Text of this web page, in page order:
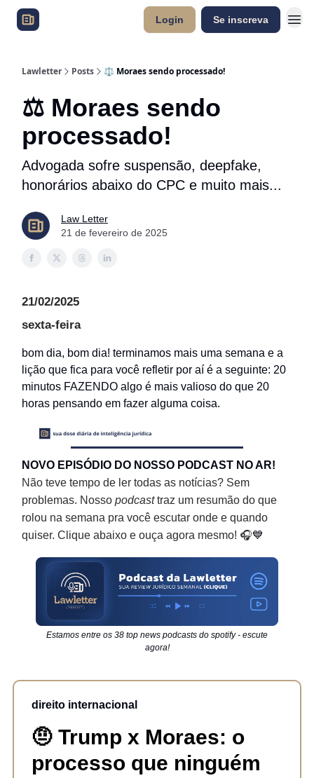
Login Se inscreva
Lawletter Posts ⚖️ Moraes sendo processado!
⚖️ Moraes sendo
processado!
Advogada sofre suspensão, deepfake,
honorários abaixo do CPC e muito mais...
Law Letter
21 de fevereiro de 2025
21/02/2025
sexta-feira
bom dia, bom dia! terminamos mais uma semana e a
lição que fica para você refletir por aí é a seguinte: 20
minutos FAZENDO algo é mais valioso do que 20
horas pensando em fazer alguma coisa.
NOVO EPISÓDIO DO NOSSO PODCAST NO AR!
Não teve tempo de ler todas as notícias? Sem
problemas. Nosso podcasttraz um resumão do que
rolou na semana pra você escutar onde e quando
quiser. Clique abaixo e ouça agora mesmo! 🎧💙
Estamos entre os 38 top news podcasts do spotify - escute
agora!
direito internacional
🤨 Trump x Moraes: o
processo que ninguém